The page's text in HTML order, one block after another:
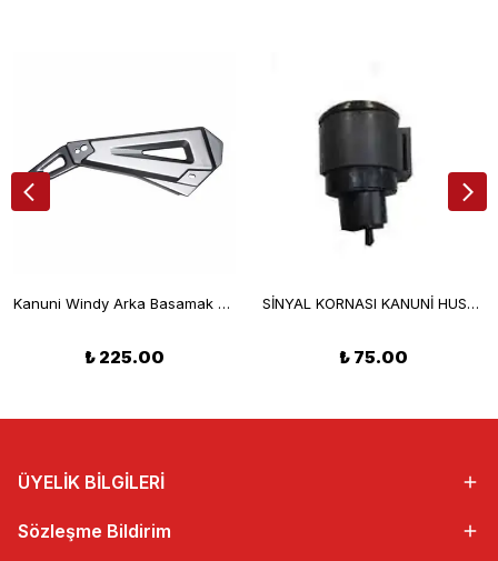
Kanuni Windy Arka Basamak Braketi Sol
₺ 225.00
SİNYAL KORNASI KANUNİ HUSSAR 2004 ORJ
₺ 75.00
ÜYELİK BİLGİLERİ
Sözleşme Bildirim